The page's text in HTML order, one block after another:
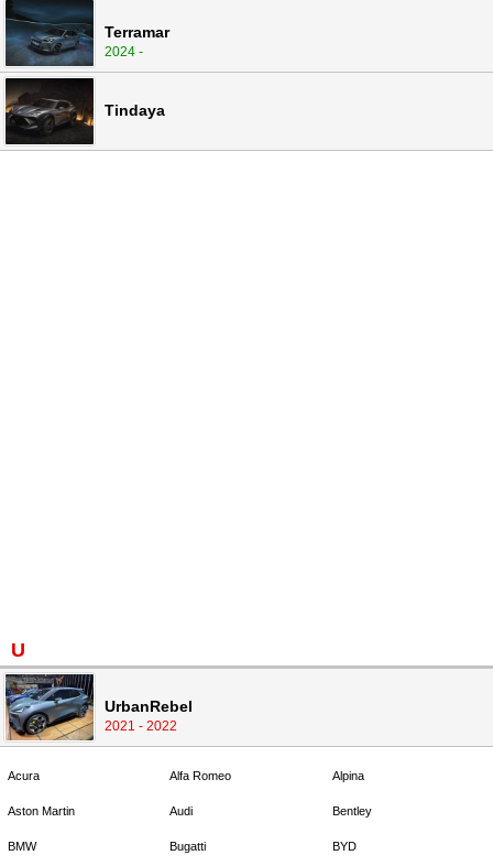
Terramar
2024 -
Tindaya
U
UrbanRebel
2021 - 2022
Acura Alfa Romeo Alpina
Aston Martin Audi Bentley
BMW Bugatti BYD